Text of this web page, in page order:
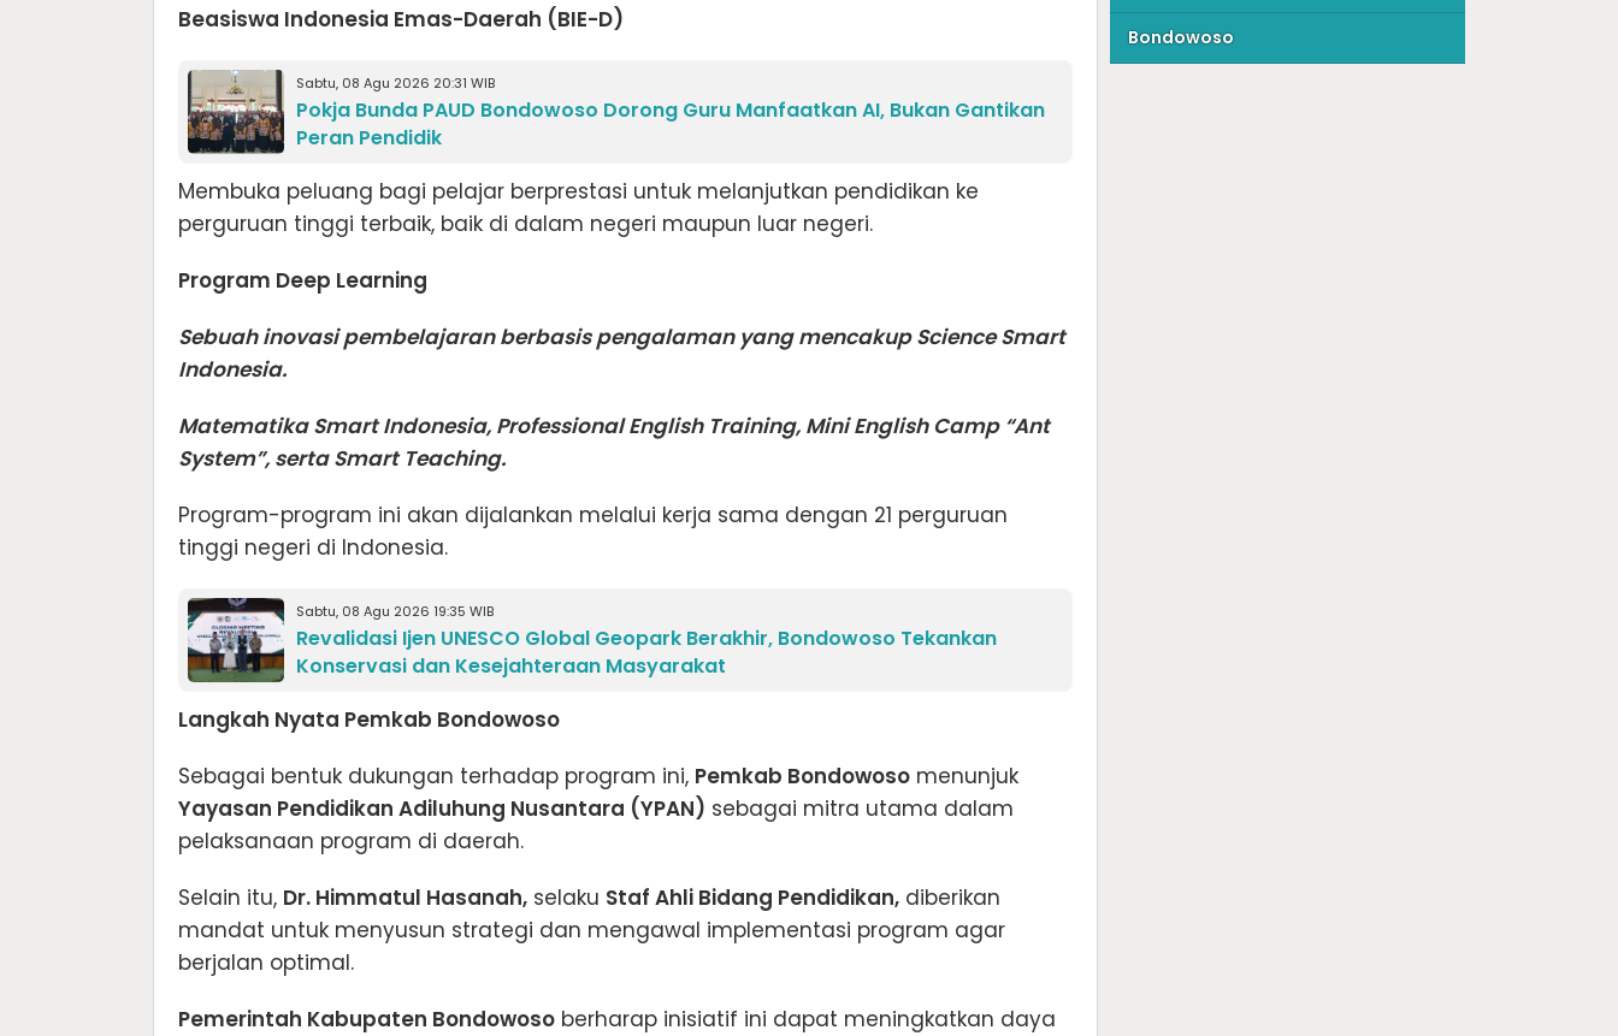
Beasiswa Indonesia Emas-Daerah (BIE-D)
Sabtu, 08 Agu 2026 20:31 WIB
Pokja Bunda PAUD Bondowoso Dorong Guru Manfaatkan AI, Bukan Gantikan
Peran Pendidik
Membuka peluang bagi pelajar berprestasi untuk melanjutkan pendidikan ke
perguruan tinggi terbaik, baik di dalam negeri maupun luar negeri.
Program Deep Learning
Sebuah inovasi pembelajaran berbasis pengalaman yang mencakup Science Smart
Indonesia.
Matematika Smart Indonesia, Professional English Training, Mini English Camp “Ant
System”, serta Smart Teaching.
Program-program ini akan dijalankan melalui kerja sama dengan 21 perguruan
tinggi negeri di Indonesia.
Sabtu, 08 Agu 2026 19:35 WIB
Revalidasi Ijen UNESCO Global Geopark Berakhir, Bondowoso Tekankan
Konservasi dan Kesejahteraan Masyarakat
Langkah Nyata Pemkab Bondowoso
Sebagai bentuk dukungan terhadap program ini, Pemkab Bondowoso menunjuk
Yayasan Pendidikan Adiluhung Nusantara (YPAN) sebagai mitra utama dalam
pelaksanaan program di daerah.
Selain itu, Dr. Himmatul Hasanah, selaku Staf Ahli Bidang Pendidikan, diberikan
mandat untuk menyusun strategi dan mengawal implementasi program agar
berjalan optimal.
Pemerintah Kabupaten Bondowoso berharap inisiatif ini dapat meningkatkan daya
Bondowoso